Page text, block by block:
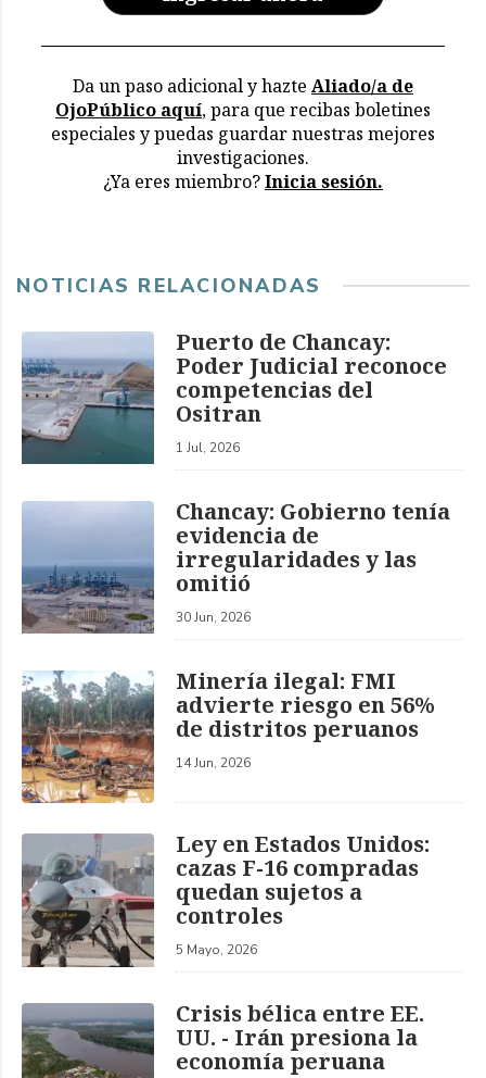
Da un paso adicional y hazte Aliado/a de
OjoPúblico aquí, para que recibas boletines
especiales y puedas guardar nuestras mejores
investigaciones.
¿Ya eres miembro?Inicia sesión.
NOTICIAS RELACIONADAS
Puerto de Chancay:
Poder Judicial reconoce
competencias del
Ositran
1 Jul, 2026
Chancay: Gobierno tenía
evidencia de
irregularidades y las
omitió
30 Jun, 2026
Minería ilegal: FMI
advierte riesgo en 56%
de distritos peruanos
14 Jun, 2026
Ley en Estados Unidos:
cazas F-16 compradas
quedan sujetos a
controles
5 Mayo, 2026
Crisis bélica entre EE.
UU. - Irán presiona la
economía peruana